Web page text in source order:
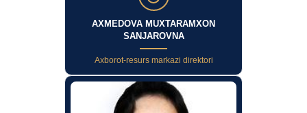
AXMEDOVA MUXTARAMXON
SANJAROVNA
Axborot-resurs markazi direktori